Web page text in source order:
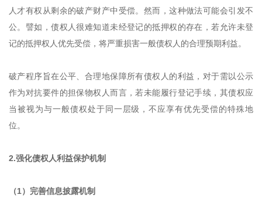
人才有权从剩余的破产财产中受偿。然而，这种做法可能会引发不
公。譬如，债权人很难知道未经登记的抵押权的存在，若允许未登
记的抵押权人优先受偿，将严重损害一般债权人的合理预期利益。
破产程序旨在公平、合理地保障所有债权人的利益，对于需以公示
作为对抗要件的担保物权人而言，若未能履行登记手续，其债权应
当被视为与一般债权处于同一层级，不应享有优先受偿的特殊地
位。
2.强化债权人利益保护机制
（1）完善信息披露机制